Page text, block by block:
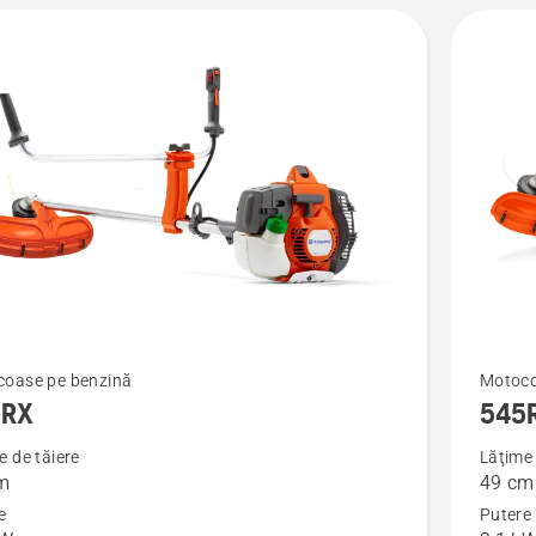
pe benzină
de tăiere
Vezi
mai
multe
detalii
despre
49 cm
Putere